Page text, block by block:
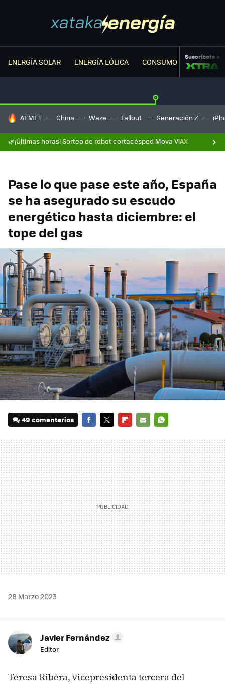
ENERGÍA SOLAR ENERGÍA EÓLICA CONSUMO ENERGÉTICO
Suscríbete a
HOY SE HABLA DE
AEMET China Waze Fallout Generación Z
🌿¡Últimas horas! Sorteo de robot cortacésped Mova ViAX
Pase lo que pase este año, España
se ha asegurado su escudo
energético hasta diciembre: el
tope del gas
49 comentarios
MAIL
28 Marzo 2023
Javier Fernández
Editor
Teresa Ribera, vicepresidenta tercera del